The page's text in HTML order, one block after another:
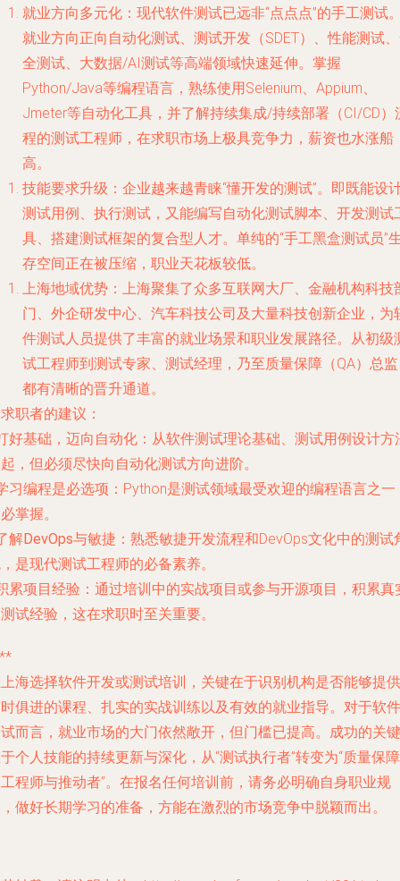
就业方向多元化 ：现代软件测试已远非“点点点”的手工测试
就业方向正向自动化测试、测试开发（SDET）、性能测试
全测试、大数据/AI测试等高端领域快速延伸。掌握
Python/Java等编程语言，熟练使用Selenium、Appium、
Jmeter等自动化工具，并了解持续集成/持续部署（CI/CD）
程的测试工程师，在求职市场上极具竞争力，薪资也水涨船
高。
技能要求升级 ：企业越来越青睐“懂开发的测试”。即既能设
测试用例、执行测试，又能编写自动化测试脚本、开发测试
具、搭建测试框架的复合型人才。单纯的“手工黑盒测试员”
存空间正在被压缩，职业天花板较低。
上海地域优势 ：上海聚集了众多互联网大厂、金融机构科技
门、外企研发中心、汽车科技公司及大量科技创新企业，为
件测试人员提供了丰富的就业场景和职业发展路径。从初级
试工程师到测试专家、测试经理，乃至质量保障（QA）总
都有清晰的晋升通道。
职者的建议 ：
好基础，迈向自动化 ：从软件测试理论基础、测试用例设计方
，但必须尽快向自动化测试方向进阶。
习编程是必选项 ：Python是测试领域最受欢迎的编程语言之一
掌握。
解DevOps与敏捷 ：熟悉敏捷开发流程和DevOps文化中的测试
是现代测试工程师的必备素养。
累项目经验 ：通过培训中的实战项目或参与开源项目，积累真
试经验，这在求职时至关重要。
海选择软件开发或测试培训，关键在于识别机构是否能够提供
俱进的课程、扎实的实战训练以及有效的就业指导。对于软件
而言，就业市场的大门依然敞开，但门槛已提高。成功的关键
个人技能的持续更新与深化，从“测试执行者”转变为“质量保障
程师与推动者”。在报名任何培训前，请务必明确自身职业规
做好长期学习的准备，方能在激烈的市场竞争中脱颖而出。